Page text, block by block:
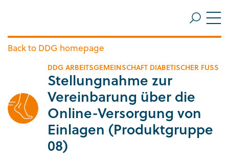
DDG ARBEITSGEMEINSCHAFT DIABETISCHER FUSS
Stellungnahme zur
Vereinbarung über die
Online-Versorgung von
Einlagen (Produktgruppe
08)
Back to DDG homepage